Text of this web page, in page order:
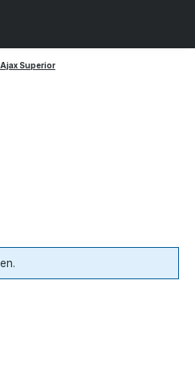
Ajax Superior